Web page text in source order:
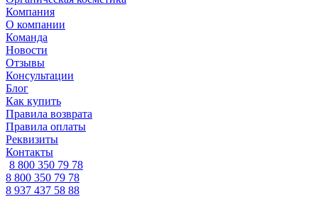
Компания
О компании
Команда
Новости
Отзывы
Консультации
Блог
Как купить
Правила возврата
Правила оплаты
Реквизиты
Контакты
8 800 350 79 78
8 800 350 79 78
8 937 437 58 88